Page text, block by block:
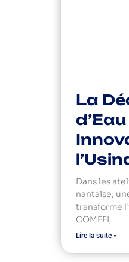
La
Dans les
nantaise,
transforme
COMEFI,
Lire la suite »